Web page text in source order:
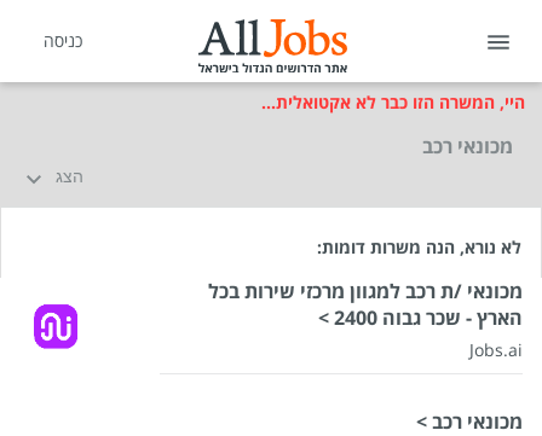
כניסה
היי, המשרה הזו כבר לא אקטואלית...
מכונאי רכב
הצג
לא נורא, הנה משרות דומות:
מכונאי /ת רכב למגוון מרכזי שירות בכל
הארץ - שכר גבוה 2400 >
Jobs.ai
מכונאי רכב >